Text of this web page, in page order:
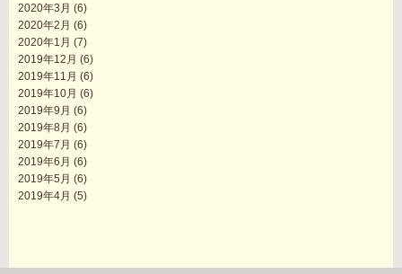
2020年3月 (6)
2020年2月 (6)
2020年1月 (7)
2019年12月 (6)
2019年11月 (6)
2019年10月 (6)
2019年9月 (6)
2019年8月 (6)
2019年7月 (6)
2019年6月 (6)
2019年5月 (6)
2019年4月 (5)